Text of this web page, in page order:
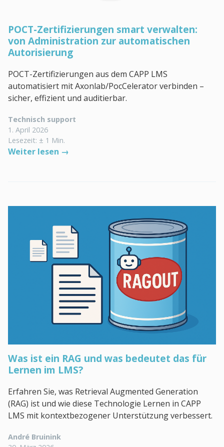
POCT-Zertifizierungen smart verwalten:
von Administration zur automatischen
Autorisierung
POCT-Zertifizierungen aus dem CAPP LMS
automatisiert mit Axonlab/PocCelerator verbinden –
sicher, effizient und auditierbar.
Technisch support
1. April 2026
Lesezeit: ± 1 Min.
Weiter lesen →
Was ist ein RAG und was bedeutet das für
Lernen im LMS?
Erfahren Sie, was Retrieval Augmented Generation
(RAG) ist und wie diese Technologie Lernen in CAPP
LMS mit kontextbezogener Unterstützung verbessert.
André Bruinink